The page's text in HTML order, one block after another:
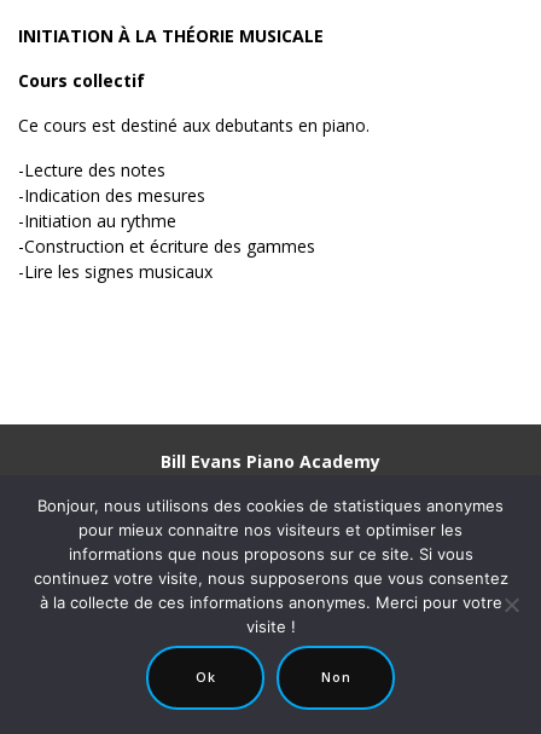
INITIATION À LA THÉORIE MUSICALE
Cours collectif
Ce cours est destiné aux debutants en piano.
-Lecture des notes
-Indication des mesures
-Initiation au rythme
-Construction et écriture des gammes
-Lire les signes musicaux
Bill Evans Piano Academy
00 |Nous écrire
Situation et Plan d'accès
Retrouvez l'école Bill Evans Piano Academy sur les réseaux sociaux
© 2018 - 2022 Tous droits réservés Bill Evans Piano
Mentions Légales et CGU |Politique de confidentialité
Bonjour, nous utilisons des cookies de statistiques anonymes
pour mieux connaitre nos visiteurs et optimiser les
informations que nous proposons sur ce site. Si vous
continuez votre visite, nous supposerons que vous consentez
à la collecte de ces informations anonymes. Merci pour votre
visite !
Ok Non